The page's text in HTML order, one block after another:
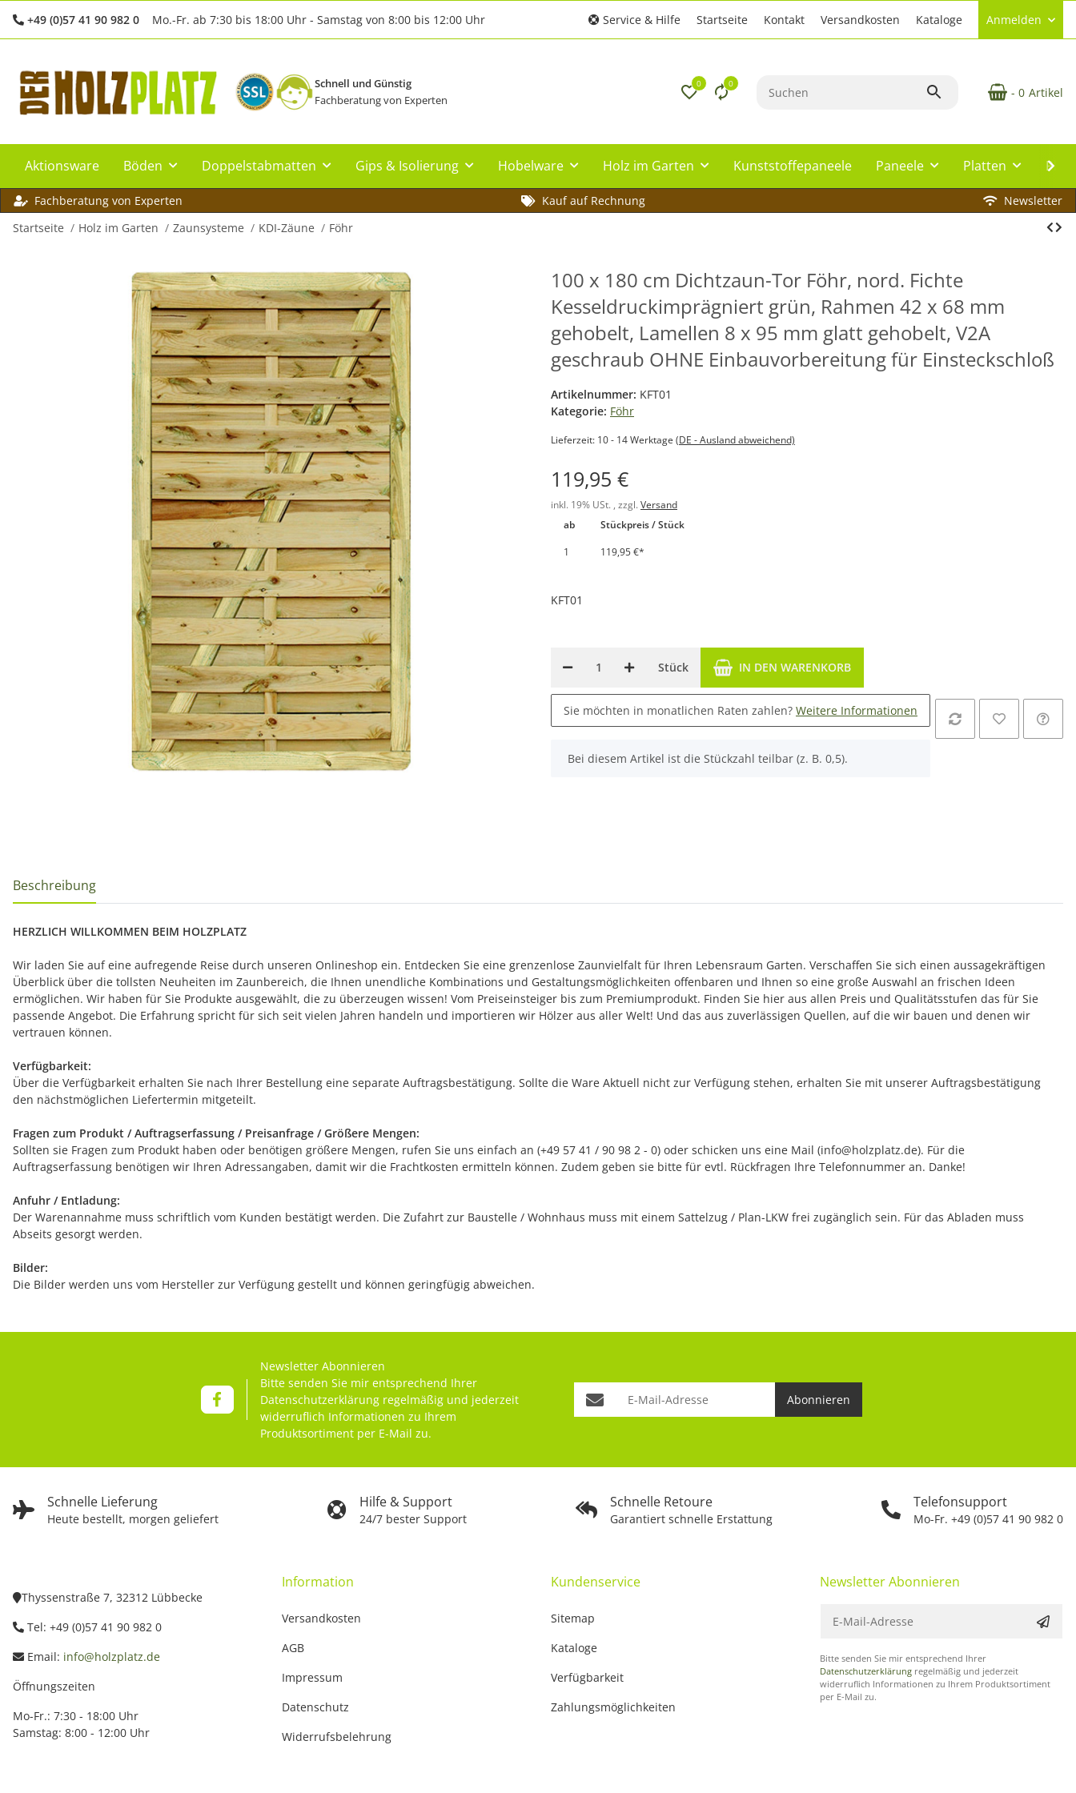
+49 (0)57 41 90 982 0 Mo.-Fr. ab 7:30 bis 18:00 Uhr - Samstag von 8:00 bis 12:00 Uhr Service & Hilfe Startseite Kontakt Versandkosten Kataloge Anmelden
Schnell und Günstig
Fachberatung von Experten
0 0
- 0 Artikel
Aktionsware Böden Doppelstabmatten Gips & Isolierung Hobelware Holz im Garten Kunststoffepaneele Paneele Platten
Fachberatung von Experten Kauf auf Rechnung
Newsletter
Startseite
Holz im Garten Zaunsysteme KDI-Zäune Föhr
100 x 180 cm Dichtzaun-Tor Föhr, nord. Fichte
Kesseldruckimprägniert grün, Rahmen 42 x 68 mm
gehobelt, Lamellen 8 x 95 mm glatt gehobelt, V2A
geschraub OHNE Einbauvorbereitung für Einsteckschloß
Artikelnummer: KFT01
Kategorie: Föhr
Lieferzeit: 10 - 14 Werktage (DE - Ausland abweichend)
119,95 €
inkl. 19% USt. , zzgl. Versand
ab
Stückpreis / Stück
1
119,95 €*
KFT01
Stück IN DEN WARENKORB
Sie möchten in monatlichen Raten zahlen? Weitere Informationen
x
Bei diesem Artikel ist die Stückzahl teilbar (z. B. 0,5).
Beschreibung
HERZLICH WILLKOMMEN BEIM HOLZPLATZ
Wir laden Sie auf eine aufregende Reise durch unseren Onlineshop ein. Entdecken Sie eine grenzenlose Zaunvielfalt für Ihren Lebensraum Garten. Verschaffen Sie sich einen aussagekräftigen
Überblick über die tollsten Neuheiten im Zaunbereich, die Ihnen unendliche Kombinations und Gestaltungsmöglichkeiten offenbaren und Ihnen so eine große Auswahl an frischen Ideen
ermöglichen. Wir haben für Sie Produkte ausgewählt, die zu überzeugen wissen! Vom Preiseinsteiger bis zum Premiumprodukt. Finden Sie hier aus allen Preis und Qualitätsstufen das für Sie
passende Angebot. Die Erfahrung spricht für sich seit vielen Jahren handeln und importieren wir Hölzer aus aller Welt! Und das aus zuverlässigen Quellen, auf die wir bauen und denen wir
vertrauen können.
Verfügbarkeit:
Über die Verfügbarkeit erhalten Sie nach Ihrer Bestellung eine separate Auftragsbestätigung. Sollte die Ware Aktuell nicht zur Verfügung stehen, erhalten Sie mit unserer Auftragsbestätigung
den nächstmöglichen Liefertermin mitgeteilt.
Fragen zum Produkt / Auftragserfassung / Preisanfrage / Größere Mengen:
Sollten sie Fragen zum Produkt haben oder benötigen größere Mengen, rufen Sie uns einfach an (+49 57 41 / 90 98 2 - 0) oder schicken uns eine Mail (info@holzplatz.de). Für die
Auftragserfassung benötigen wir Ihren Adressangaben, damit wir die Frachtkosten ermitteln können. Zudem geben sie bitte für evtl. Rückfragen Ihre Telefonnummer an. Danke!
Anfuhr / Entladung:
Der Warenannahme muss schriftlich vom Kunden bestätigt werden. Die Zufahrt zur Baustelle / Wohnhaus muss mit einem Sattelzug / Plan-LKW frei zugänglich sein. Für das Abladen muss
Abseits gesorgt werden.
Bilder:
Die Bilder werden uns vom Hersteller zur Verfügung gestellt und können geringfügig abweichen.
Schnelle Lieferung
Heute bestellt, morgen geliefert
Hilfe & Support
24/7 bester Support
Schnelle Retoure
Garantiert schnelle Erstattung
Telefonsupport
Mo-Fr. +49 (0)57 41 90 982 0
Newsletter Abonnieren
Bitte senden Sie mir entsprechend Ihrer
Datenschutzerklärung regelmäßig und jederzeit
widerruflich Informationen zu Ihrem
Produktsortiment per E-Mail zu.
Abonnieren
Thyssenstraße 7, 32312 Lübbecke
Tel: +49 (0)57 41 90 982 0
Email: info@holzplatz.de
Öffnungszeiten
Mo-Fr.: 7:30 - 18:00 Uhr
Samstag: 8:00 - 12:00 Uhr
Information
Versandkosten
AGB
Impressum
Datenschutz
Widerrufsbelehrung
Kundenservice
Sitemap
Kataloge
Verfügbarkeit
Zahlungsmöglichkeiten
Newsletter Abonnieren
Bitte senden Sie mir entsprechend Ihrer
Datenschutzerklärung regelmäßig und jederzeit
widerruflich Informationen zu Ihrem Produktsortiment
per E-Mail zu.